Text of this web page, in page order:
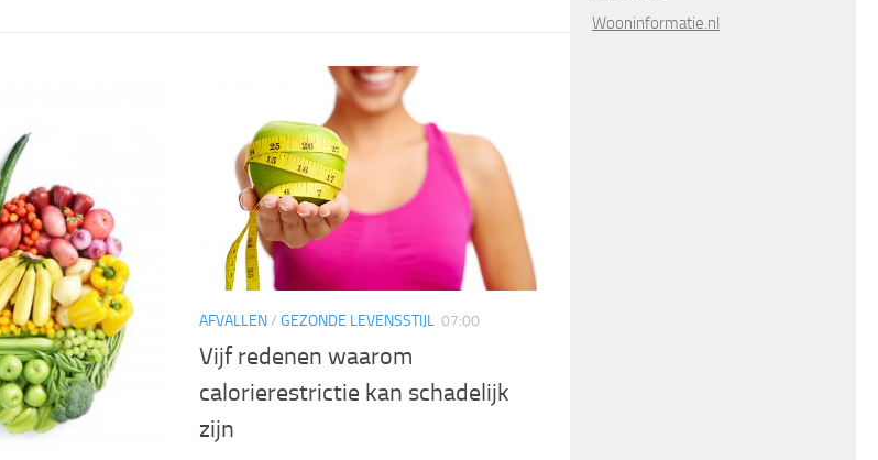
AFVALLEN/ GEZONDE LEVENSSTIJL 07:00
Vijf redenen waarom
calorierestrictie kan schadelijk
zijn
Wooninformatie.nl